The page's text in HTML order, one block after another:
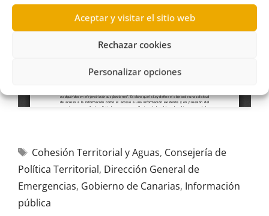
Aceptar y visitar el sitio web
Rechazar cookies
Personalizar opciones
Cohesión Territorial y Aguas, Consejería de
Política Territorial, Dirección General de
Emergencias, Gobierno de Canarias, Información
pública